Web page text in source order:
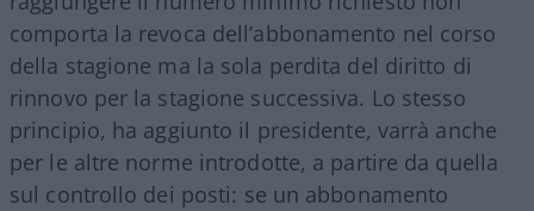
comporta la revoca dell’abbonamento nel corso
della stagione ma la sola perdita del diritto di
rinnovo per la stagione successiva. Lo stesso
principio, ha aggiunto il presidente, varrà anche
per le altre norme introdotte, a partire da quella
sul controllo dei posti: se un abbonamento